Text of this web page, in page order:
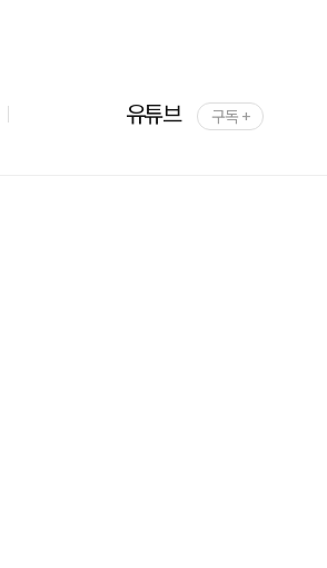
유튜브 구독 +